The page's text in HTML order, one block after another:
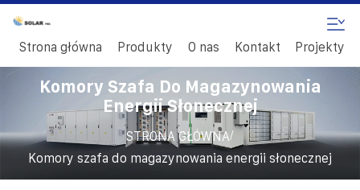
Strona główna Produkty O nas Kontakt Projekty
Komory Szafa Do Magazynowania
Energii Słonecznej
STRONA GŁÓWNA/
Komory szafa do magazynowania energii słonecznej